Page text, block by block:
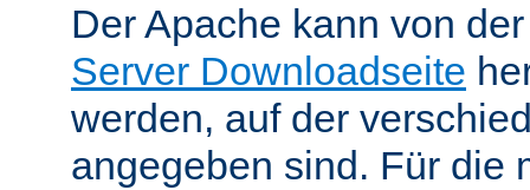
Der Apache kann von
Server Downloadseite
werden, auf der
angegeben sind. Für die